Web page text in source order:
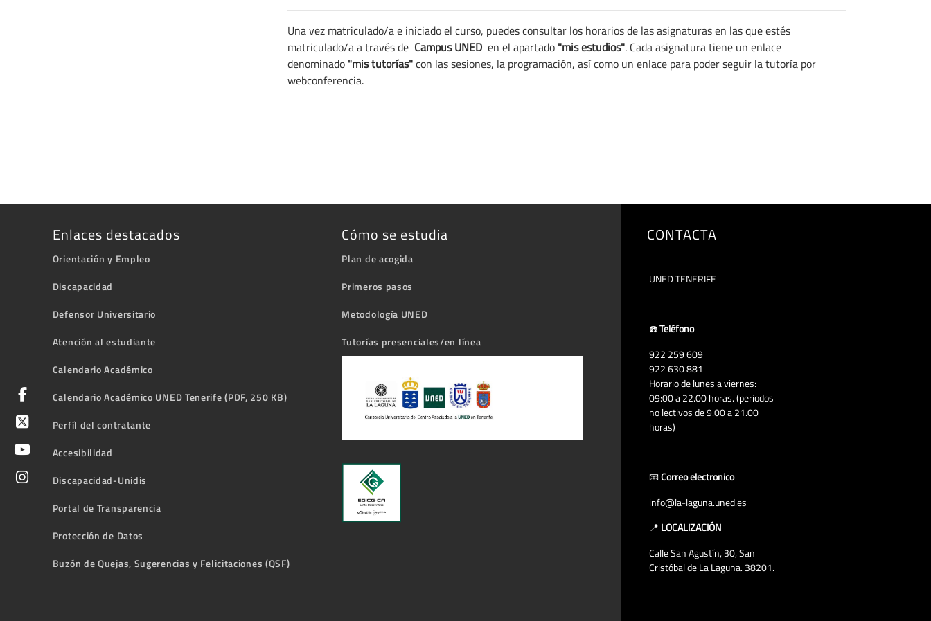
Una vez matriculado/a e iniciado el curso, puedes consultar los horarios de las asignaturas en las que estés
matriculado/a a través de Campus UNEDen el apartado "mis estudios". Cada asignatura tiene un enlace
denominado "mis tutorías"con las sesiones, la programación, así como un enlace para poder seguir la tutoría por
webconferencia.
Enlaces destacados
Orientación y Empleo
Discapacidad
Defensor Universitario
Atención al estudiante
Calendario Académico
Calendario Académico UNED Tenerife (PDF, 250 KB)
Perfíl del contratante
Accesibilidad
Discapacidad-Unidis
Portal de Transparencia
Protección de Datos
Buzón de Quejas, Sugerencias y Felicitaciones (QSF)
Cómo se estudia
Plan de acogida
Primeros pasos
Metodología UNED
Tutorías presenciales/en línea
CONTACTA
UNED TENERIFE
☎️Teléfono
922 259 609
922 630 881
Horario de lunes a viernes:
09:00 a 22.00 horas. (periodos
no lectivos de 9.00 a 21.00
horas)
📧Correo electronico
info@la-laguna.uned.es
📍 LOCALIZACIÓN
Calle San Agustín, 30, San
Cristóbal de La Laguna. 38201.